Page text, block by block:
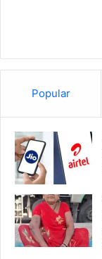
Popular